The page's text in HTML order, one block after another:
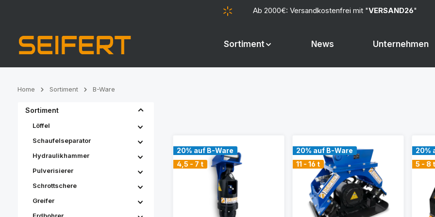
Ab 2000€: Versandkostenfrei mit "VERSAND26"
Sortiment News Unternehmen
Home Sortiment B-Ware
Sortiment
Löffel
Schaufelseparator
Hydraulikhammer
Pulverisierer
Schrottschere
Greifer
20% auf B-Ware
4,5 - 7 t
20% auf B-Ware
11 - 16 t
20%
5 - 8 t